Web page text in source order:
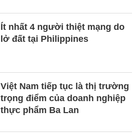
Ít nhất 4 người thiệt mạng do
lở đất tại Philippines
Việt Nam tiếp tục là thị trường
trọng điểm của doanh nghiệp
thực phẩm Ba Lan